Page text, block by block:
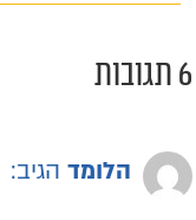
הלומד הגיב: